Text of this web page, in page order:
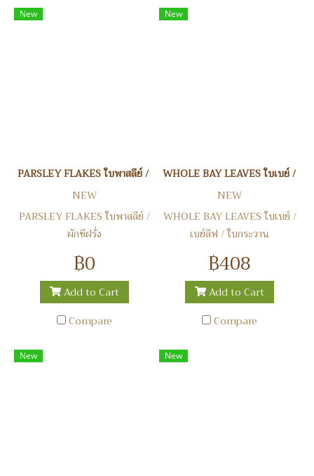
New
PARSLEY FLAKES ใบพาสลีย์ / ผักชีฝรั่ง
NEW
PARSLEY FLAKES ใบพาสลีย์ /
ผักชีฝรั่ง
฿0
Add to Cart
Compare
New
WHOLE BAY LEAVES ใบเบย์ / เ
NEW
WHOLE BAY LEAVES ใบเบย์ /
เบย์ลีฟ / ใบกระวาน
฿408
Add to Cart
Compare
New New